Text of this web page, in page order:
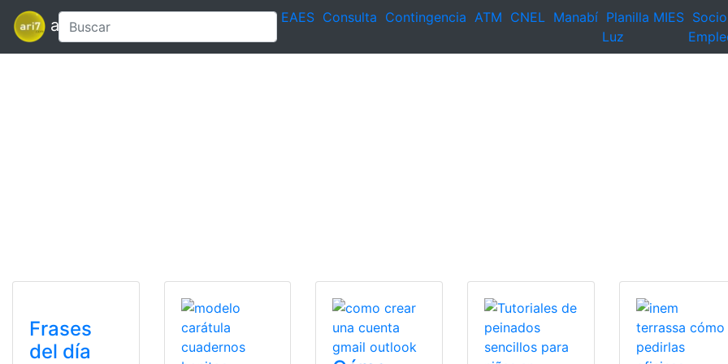
ari7 EAES Consulta Contingencia ATM CNEL Manabí Planilla
Luz
MIES Socio
Frases
del día